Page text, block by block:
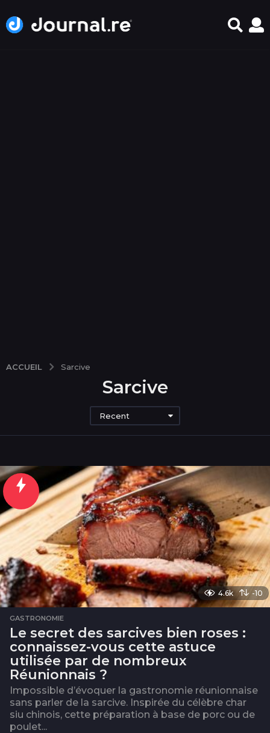
ACCUEIL Sarcive
Sarcive
Recent
4.6k -10
GASTRONOMIE
Le secret des sarcives bien roses :
connaissez-vous cette astuce
utilisée par de nombreux
Réunionnais ?
Impossible d’évoquer la gastronomie réunionnaise
sans parler de la sarcive. Inspirée du célèbre char
siu chinois, cette préparation à base de porc ou de
poulet...